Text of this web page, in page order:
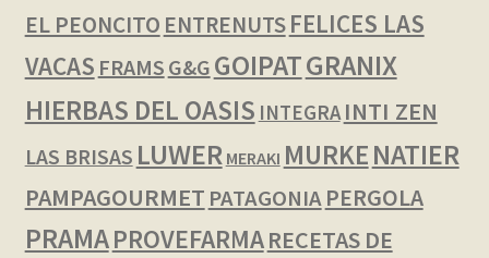
EL PEONCITO ENTRENUTSFELICES LAS
VACAS FRAMS G&G GOIPATGRANIX
HIERBAS DEL OASIS INTEGRA INTI ZEN
LAS BRISAS LUWER MERAKI MURKENATIER
PAMPAGOURMET PATAGONIA PERGOLA
PRAMAPROVEFARMARECETAS DE